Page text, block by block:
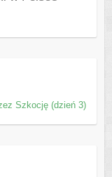
Szkocję (dzień 3)